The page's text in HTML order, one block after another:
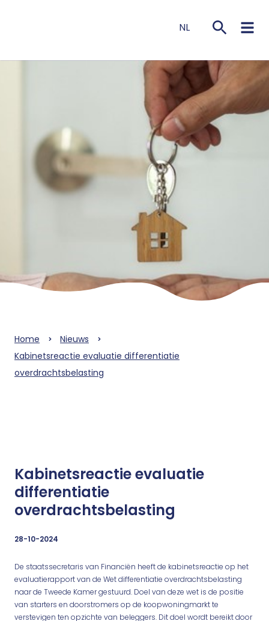
NL
Home
Nieuws
Kabinetsreactie evaluatie differentiatie
overdrachtsbelasting
Kabinetsreactie evaluatie
differentiatie
overdrachtsbelasting
28-10-2024
De staatssecretaris van Financiën heeft de kabinetsreactie op het
evaluatierapport van de Wet differentiatie overdrachtsbelasting
naar de Tweede Kamer gestuurd. Doel van deze wet is de positie
van starters en doorstromers op de koopwoningmarkt te
verstevigen ten opzichte van beleggers. Dit doel wordt bereikt door